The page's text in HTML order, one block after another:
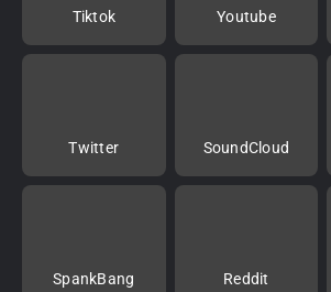
Tiktok Youtube
Twitter SoundCloud
SpankBang Reddit